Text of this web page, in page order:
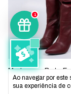
1
Ao navegar por este
sua experiência de
Madonna - Bota
Aplicação Bico
Marsala